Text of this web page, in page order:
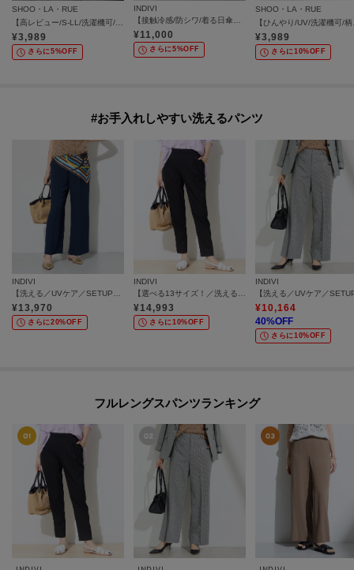
SHOO・LA・RUE
【高レビュー/S-LL/洗濯機可/セットアップ可】着丈選べる 軽凛(かろりん) ひんやりフラップイージーパンツ
¥3,989
さらに5%OFF
INDIVI
【接触冷感/防シワ/着る日傘】イージーワイドパンツ
¥11,000
さらに5%OFF
SHOO・LA・RUE
【ひんや
¥3,989
さらに10%OFF
#お手入れしやすい洗えるパンツ
INDIVI
¥13,970
さらに20%OFF
INDIVI
¥14,993
さらに10%OFF
INDIVI
¥10,164
40%OFF
さらに10%OFF
フルレングスパンツランキング